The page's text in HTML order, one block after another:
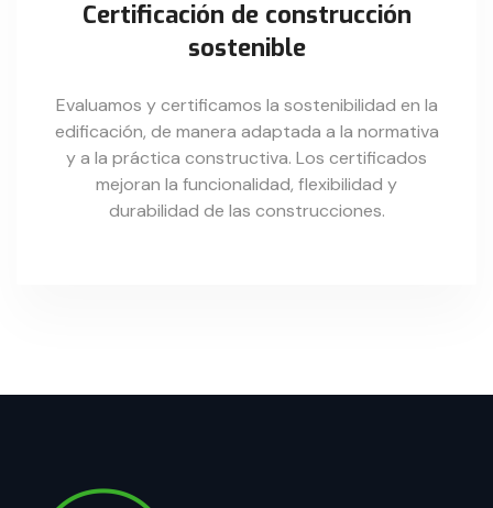
Certificación de construcción
sostenible
Evaluamos y certificamos la sostenibilidad en la
edificación, de manera adaptada a la normativa
y a la práctica constructiva. Los certificados
mejoran la funcionalidad, flexibilidad y
durabilidad de las construcciones.